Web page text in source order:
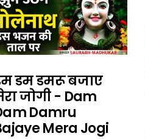
डम डमरू बजाए
जोगी - Dam
Damru
Mera Jogi